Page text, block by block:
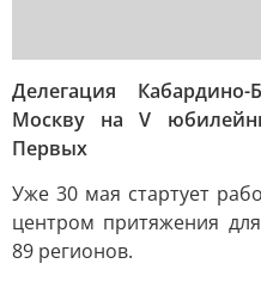
Делегация
Москву на V
Первых
Уже 30 мая стартует
центром притяжения
89 регионов.